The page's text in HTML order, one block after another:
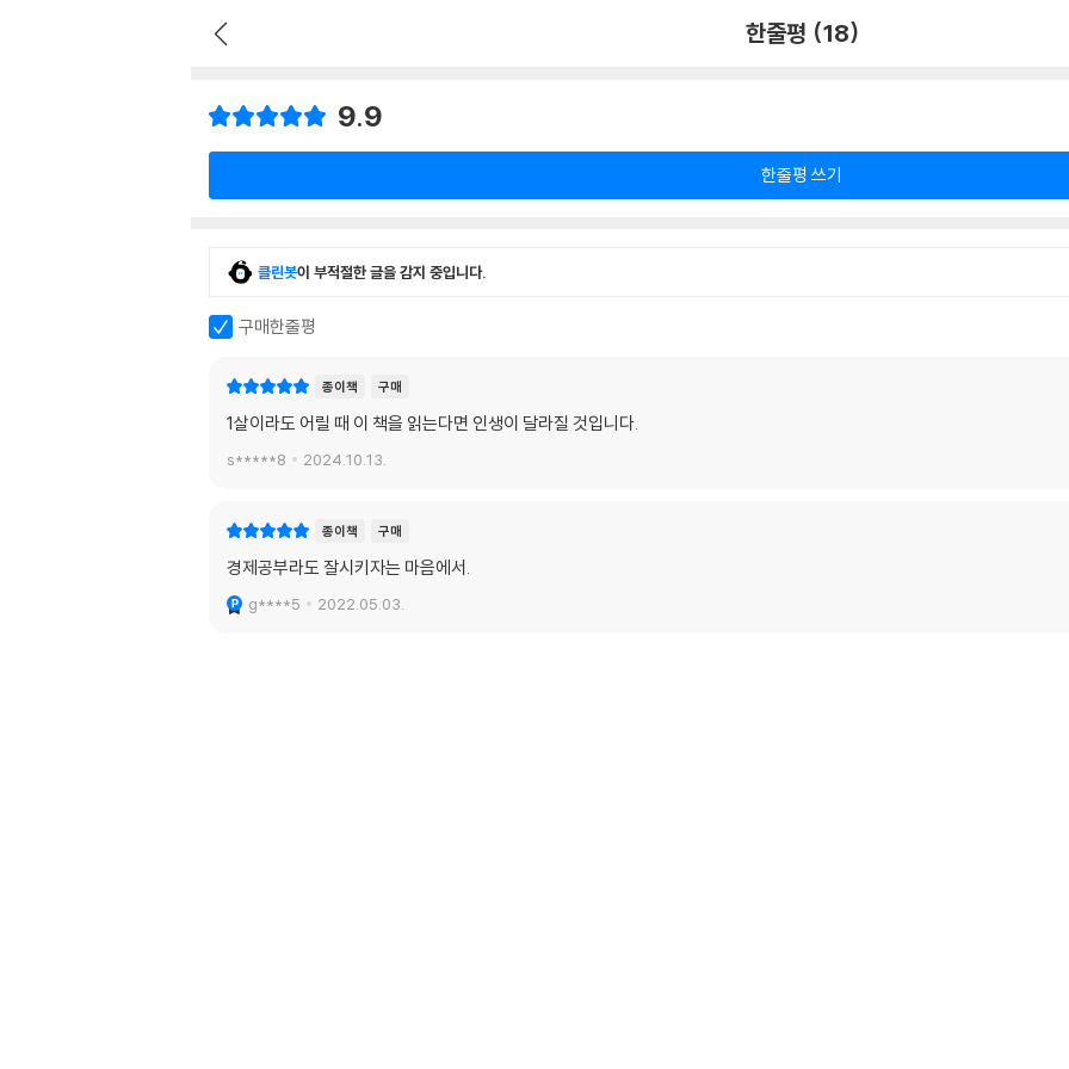
한줄평 (18)
9.9
한줄평 쓰기
클린봇이 부적절한 글을 감지 중입니다.
구매한줄평
종이책 구매
1살이라도 어릴 때 이 책을 읽는다면 인생이 달라질 것입니다.
s*****8 2024.10.13.
종이책 구매
경제공부라도 잘시키자는 마음에서.
g****5 2022.05.03.